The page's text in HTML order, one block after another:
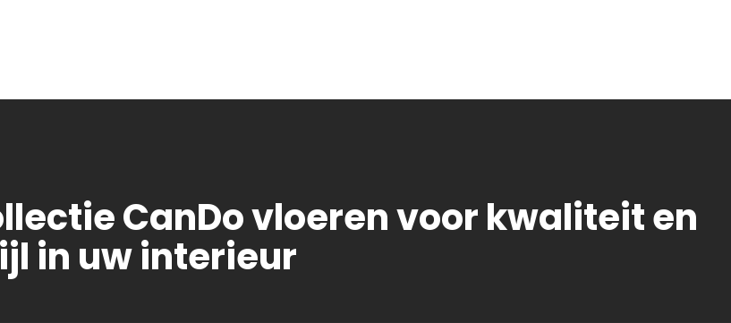
CanDo vloeren voor kwaliteit en
in uw interieur